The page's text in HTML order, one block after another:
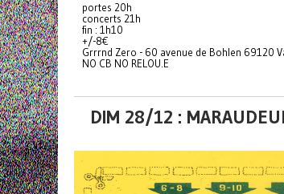
portes 20h
concerts 21h
fin : 1h10
+/-8€
Grrrnd Zero - 60 avenue de Bohlen 69120
NO CB NO RELOU.E
DIM 28/12 :